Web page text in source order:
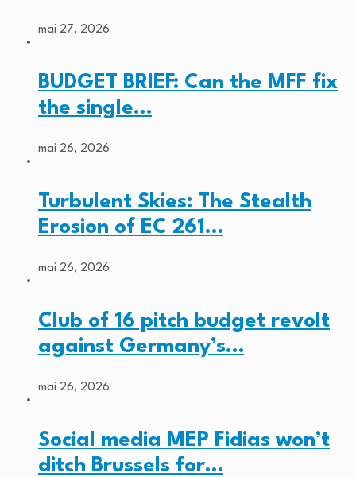
mai 27, 2026
BUDGET BRIEF: Can the MFF fix
the single…
mai 26, 2026
Turbulent Skies: The Stealth
Erosion of EC 261…
mai 26, 2026
Club of 16 pitch budget revolt
against Germany’s…
mai 26, 2026
Social media MEP Fidias won’t
ditch Brussels for…